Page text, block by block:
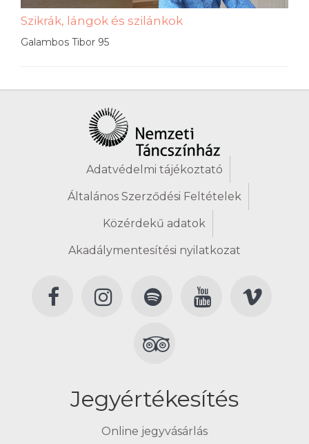
Szikrák, lángok és szilánkok
Galambos Tibor 95
Adatvédelmi tájékoztató
Általános Szerződési Feltételek
Közérdekű adatok
Akadálymentesítési nyilatkozat
Jegyértékesítés
Online jegyvásárlás